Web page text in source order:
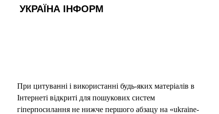
УКРАЇНА ІНФОРМ
При цитуванні і використанні будь-яких матеріалів в
Інтернеті відкриті для пошукових систем
гіперпосилання не нижче першого абзацу на «ukraine-